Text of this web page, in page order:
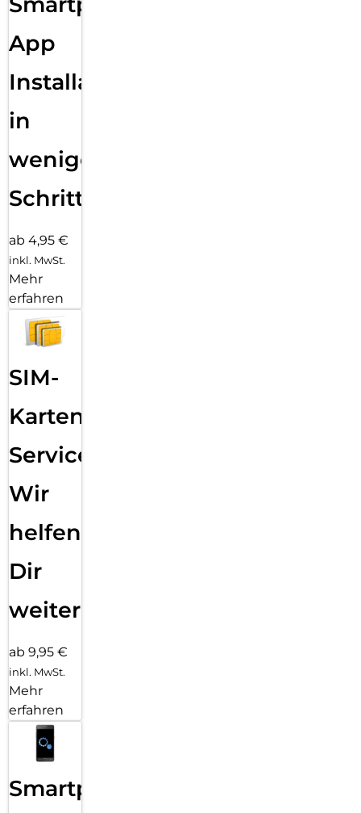
App
Installation
in
wenigen
Schritten
ab 4,95 €
inkl. MwSt.
Mehr
erfahren
SIM-
Karten
Service:
Wir
helfen
Dir
weiter
ab 9,95 €
inkl. MwSt.
Mehr
erfahren
Smartphone